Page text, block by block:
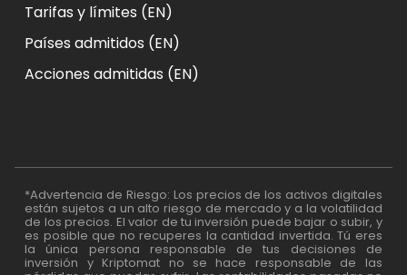
Tarifas y límites (EN)
Países admitidos (EN)
Acciones admitidas (EN)
*Advertencia de Riesgo: Los precios de los activos digitales
están sujetos a un alto riesgo de mercado y a la volatilidad
de los precios. El valor de tu inversión puede bajar o subir, y
es posible que no recuperes la cantidad invertida. Tú eres
la única persona responsable de tus decisiones de
inversión y Kriptomat no se hace responsable de las